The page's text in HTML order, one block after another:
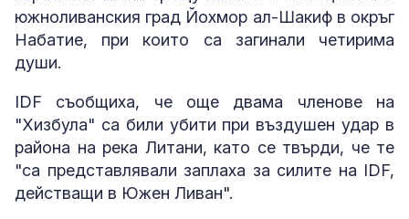
южноливанския град Йохмор ал-Шакиф в окръг
Набатие, при които са загинали четирима
души.
IDF съобщиха, че още двама членове на
"Хизбула" са били убити при въздушен удар в
района на река Литани, като се твърди, че те
"са представлявали заплаха за силите на IDF,
действащи в Южен Ливан".